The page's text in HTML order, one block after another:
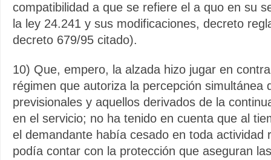
compatibilidad a que se refiere el a quo en su
la ley 24.241 y sus modificaciones, decreto
decreto 679/95 citado).
10) Que, empero, la alzada hizo jugar en
régimen que autoriza la percepción simultánea
previsionales y aquellos derivados de la
en el servicio; no ha tenido en cuenta que al
el demandante había cesado en toda actividad
podía contar con la protección que aseguran